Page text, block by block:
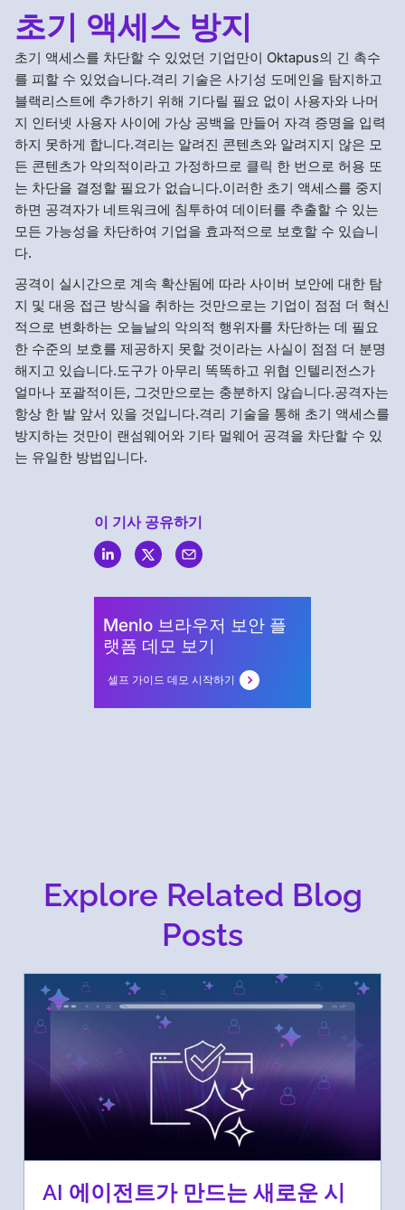
초기 액세스 방지
초기 액세스를 차단할 수 있었던 기업만이 Oktapus의 긴 촉수
를 피할 수 있었습니다.격리 기술은 사기성 도메인을 탐지하고
블랙리스트에 추가하기 위해 기다릴 필요 없이 사용자와 나머
지 인터넷 사용자 사이에 가상 공백을 만들어 자격 증명을 입력
하지 못하게 합니다.격리는 알려진 콘텐츠와 알려지지 않은 모
든 콘텐츠가 악의적이라고 가정하므로 클릭 한 번으로 허용 또
는 차단을 결정할 필요가 없습니다.이러한 초기 액세스를 중지
하면 공격자가 네트워크에 침투하여 데이터를 추출할 수 있는
모든 가능성을 차단하여 기업을 효과적으로 보호할 수 있습니
다.
공격이 실시간으로 계속 확산됨에 따라 사이버 보안에 대한 탐
지 및 대응 접근 방식을 취하는 것만으로는 기업이 점점 더 혁신
적으로 변화하는 오늘날의 악의적 행위자를 차단하는 데 필요
한 수준의 보호를 제공하지 못할 것이라는 사실이 점점 더 분명
해지고 있습니다.도구가 아무리 똑똑하고 위협 인텔리전스가
얼마나 포괄적이든, 그것만으로는 충분하지 않습니다.공격자는
항상 한 발 앞서 있을 것입니다.격리 기술을 통해 초기 액세스를
방지하는 것만이 랜섬웨어와 기타 멀웨어 공격을 차단할 수 있
는 유일한 방법입니다.
이 기사 공유하기
Menlo 브라우저 보안 플
랫폼 데모 보기
셀프 가이드 데모 시작하기
Explore Related Blog
Posts
AI 에이전트가 만드는 새로운 시